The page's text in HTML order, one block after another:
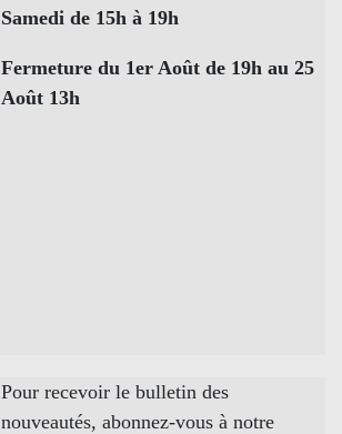
Samedi de 15h à 19h
Fermeture du 1er Août de 19h au 25
Août 13h
Pour recevoir le bulletin des
nouveautés, abonnez-vous à notre